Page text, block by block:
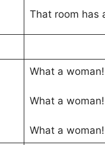
That room has
What a
What a
What a woman!